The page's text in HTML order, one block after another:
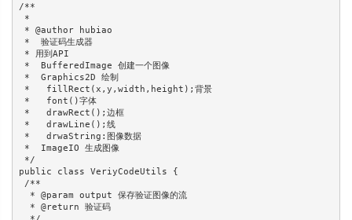
/**
*
* @author hubiao
*  验证码生成器
* 用到API
*  BufferedImage 创建一个图像
*  Graphics2D 绘制
*   fillRect(x,y,width,height);背景
*   font()字体
*   drawRect();边框
*   drawLine();线
*   drwaString:图像数据
*  ImageIO 生成图像
*/
public class VeriyCodeUtils {
/**
  * @param output 保存验证图像的流
  * @return 验证码